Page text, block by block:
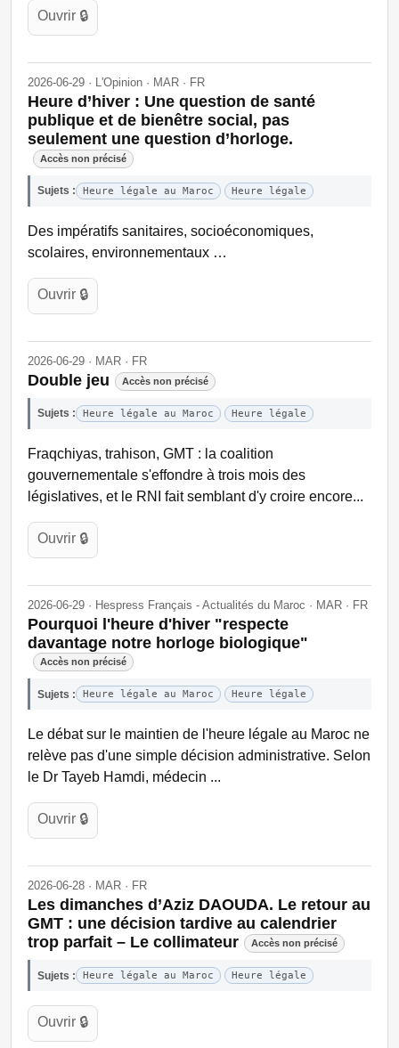
Ouvrir 🔒
2026-06-29 · L'Opinion · MAR · FR
Heure d’hiver : Une question de santé
publique et de bienêtre social, pas
seulement une question d’horloge.
Accès non précisé
Sujets : Heure légale au Maroc Heure légale
Des impératifs sanitaires, socioéconomiques,
scolaires, environnementaux …
Ouvrir 🔒
2026-06-29 · MAR · FR
Double jeu Accès non précisé
Sujets : Heure légale au Maroc Heure légale
Fraqchiyas, trahison, GMT : la coalition
gouvernementale s'effondre à trois mois des
législatives, et le RNI fait semblant d'y croire encore...
Ouvrir 🔒
2026-06-29 · Hespress Français - Actualités du Maroc · MAR · FR
Pourquoi l'heure d'hiver "respecte
davantage notre horloge biologique"
Accès non précisé
Sujets : Heure légale au Maroc Heure légale
Le débat sur le maintien de l'heure légale au Maroc ne
relève pas d'une simple décision administrative. Selon
le Dr Tayeb Hamdi, médecin ...
Ouvrir 🔒
2026-06-28 · MAR · FR
Les dimanches d’Aziz DAOUDA. Le retour au
GMT : une décision tardive au calendrier
trop parfait – Le collimateur
Accès non précisé
Sujets : Heure légale au Maroc Heure légale
Ouvrir 🔒